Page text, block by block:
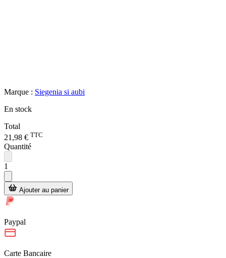
Marque : Siegenia si aubi
En stock
Total
21,98 € TTC
Quantité
1
Ajouter au panier
Paypal
Carte Bancaire